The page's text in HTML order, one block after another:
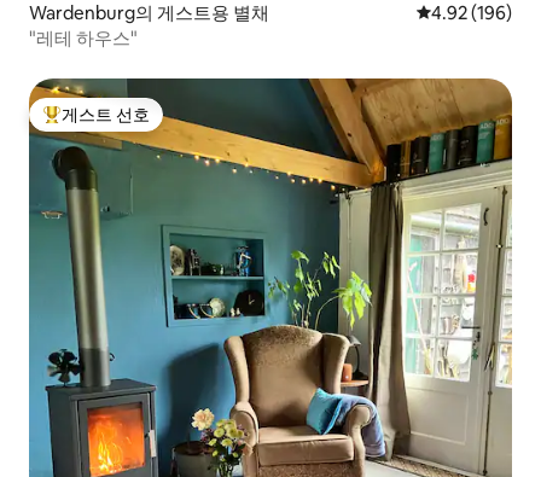
Wardenburg의 게스트용 별채 평점 4.92점(5
4.92 (196)
"레테 하우스"
상위 게스트 선호
게스트 선호